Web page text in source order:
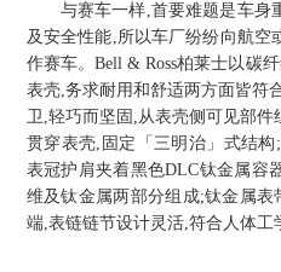
与赛车一样,首要难题是车身
及安全性能,所以车厂纷纷向航空
作赛车。Bell & Ross柏莱士以碳
表壳,务求耐用和舒适两方面皆符
卫,轻巧而坚固,从表壳侧可见部
贯穿表壳,固定「三明治」式结
表冠护肩夹着黑色DLC钛金属容
维及钛金属两部分组成;钛金属表
端,表链链节设计灵活,符合人体工